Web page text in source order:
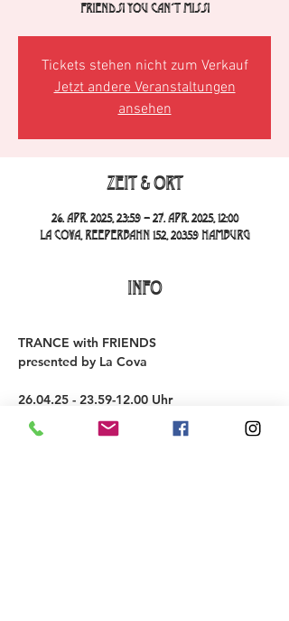
Friends! You can´t miss!
Tickets stehen nicht zum Verkauf
Jetzt andere Veranstaltungen
ansehen
Zeit & Ort
26. Apr. 2025, 23:59 – 27. Apr. 2025, 12:00
La Cova, Reeperbahn 152, 20359 Hamburg
INFO
TRANCE with FRIENDS
presented by La Cova
26.04.25 - 23.59-12.00 Uhr
Djs